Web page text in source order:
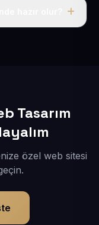
Tasarım
özel web sitesi